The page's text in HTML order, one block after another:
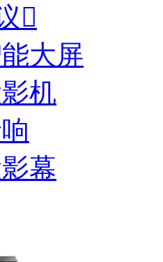

大屏
机
幕